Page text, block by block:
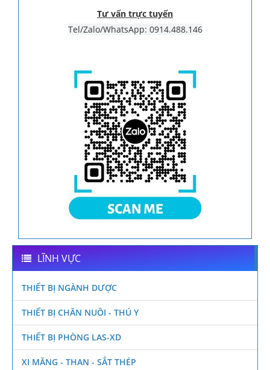
Tư vấn trực tuyến
Tel/Zalo/WhatsApp: 0914.488.146
LĨNH VỰC
THIẾT BỊ NGÀNH DƯỢC
THIẾT BỊ CHĂN NUÔI - THÚ Y
THIẾT BỊ PHÒNG LAS-XD
XI MĂNG - THAN - SẮT THÉP